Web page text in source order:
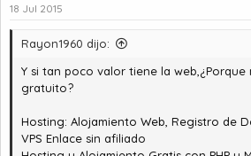
18 Jul 2015
Rayon1960 dijo:
Y si tan poco valor tiene la
gratuito?
Hosting: Alojamiento Web, Registro de
VPS Enlace sin afiliado